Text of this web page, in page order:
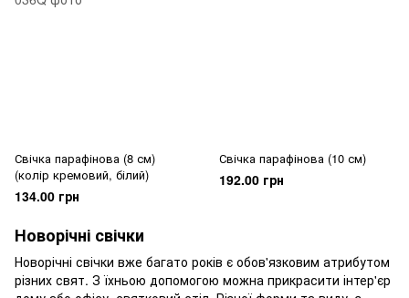
Свічка парафінова (8 см)
(колір кремовий, білий)
134.00 грн
Свічка парафінова (10 см)
192.00 грн
Новорічні свічки
Новорічні свічки вже багато років є обов'язковим атрибутом
різних свят. З їхньою допомогою можна прикрасити інтер'єр